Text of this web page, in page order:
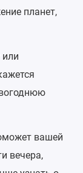
планет,
или
вашей
вечера,